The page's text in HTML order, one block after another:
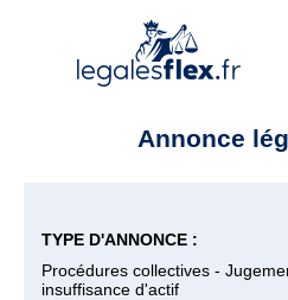
Annonce
TYPE D'ANNONCE :
Procédures collectives -
insuffisance d'actif